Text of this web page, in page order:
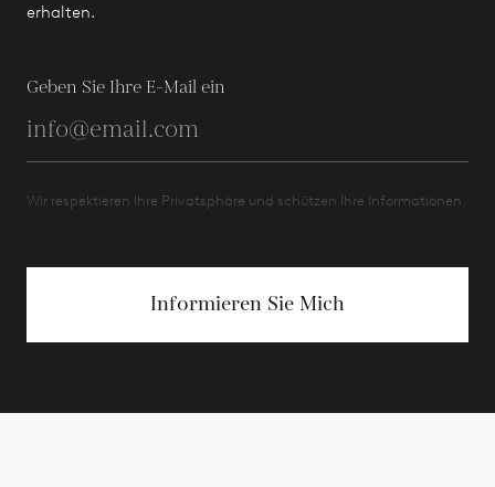
erhalten.
Geben Sie Ihre E-Mail ein
Wir respektieren Ihre Privatsphäre und schützen Ihre Informationen.
Informieren Sie Mich